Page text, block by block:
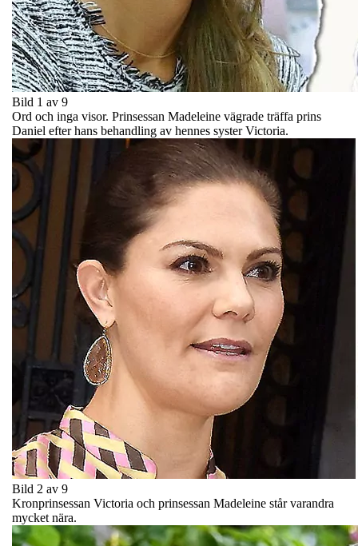
Bild 1 av 9
Ord och inga visor. Prinsessan Madeleine vägrade träffa prins
Daniel efter hans behandling av hennes syster Victoria.
Bild 2 av 9
Kronprinsessan Victoria och prinsessan Madeleine står varandra
mycket nära.